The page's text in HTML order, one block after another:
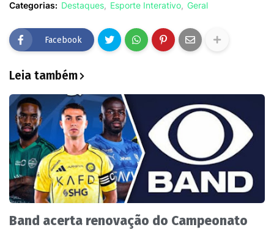
Categorias: Destaques Esporte Interativo Geral
Facebook
Leia também
Band acerta renovação do Campeonato